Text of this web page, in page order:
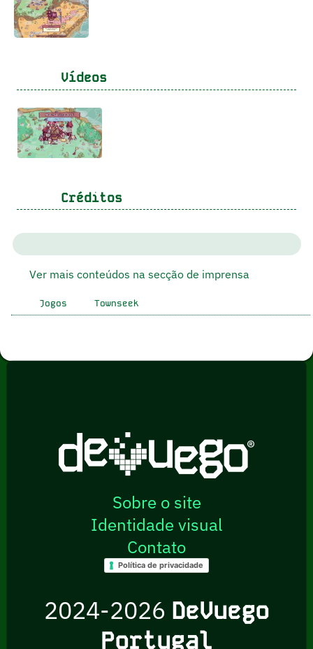
Vídeos
Créditos
Ver mais conteúdos na secção de imprensa
Jogos Townseek
Sobre o site
Identidade visual
Contato
Política de privacidade
2024-2026 DeVuego
Portugal